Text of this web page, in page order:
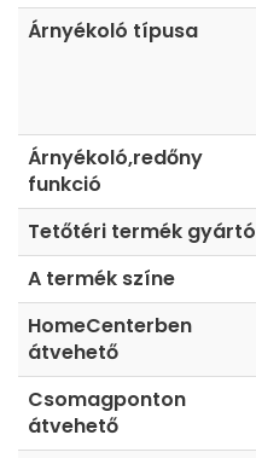
Árnyékoló típusa
Árnyékoló,redőny
funkció
Tetőtéri termék gyártó
A termék színe
HomeCenterben
átvehető
Csomagponton
átvehető